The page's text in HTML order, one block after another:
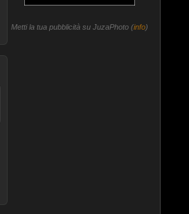
Metti la tua pubblicità su JuzaPhoto (info)